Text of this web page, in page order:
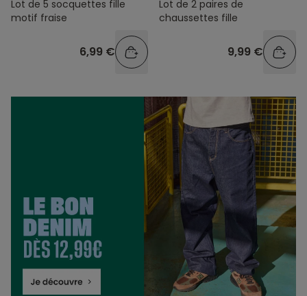
Lot de 5 socquettes fille
motif fraise
6,99 €
Lot de 2 paires de
chaussettes fille
9,99 €